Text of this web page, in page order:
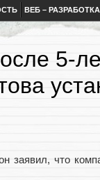
ВЕБ – РАЗРАБОТКА
5-
заявил, что